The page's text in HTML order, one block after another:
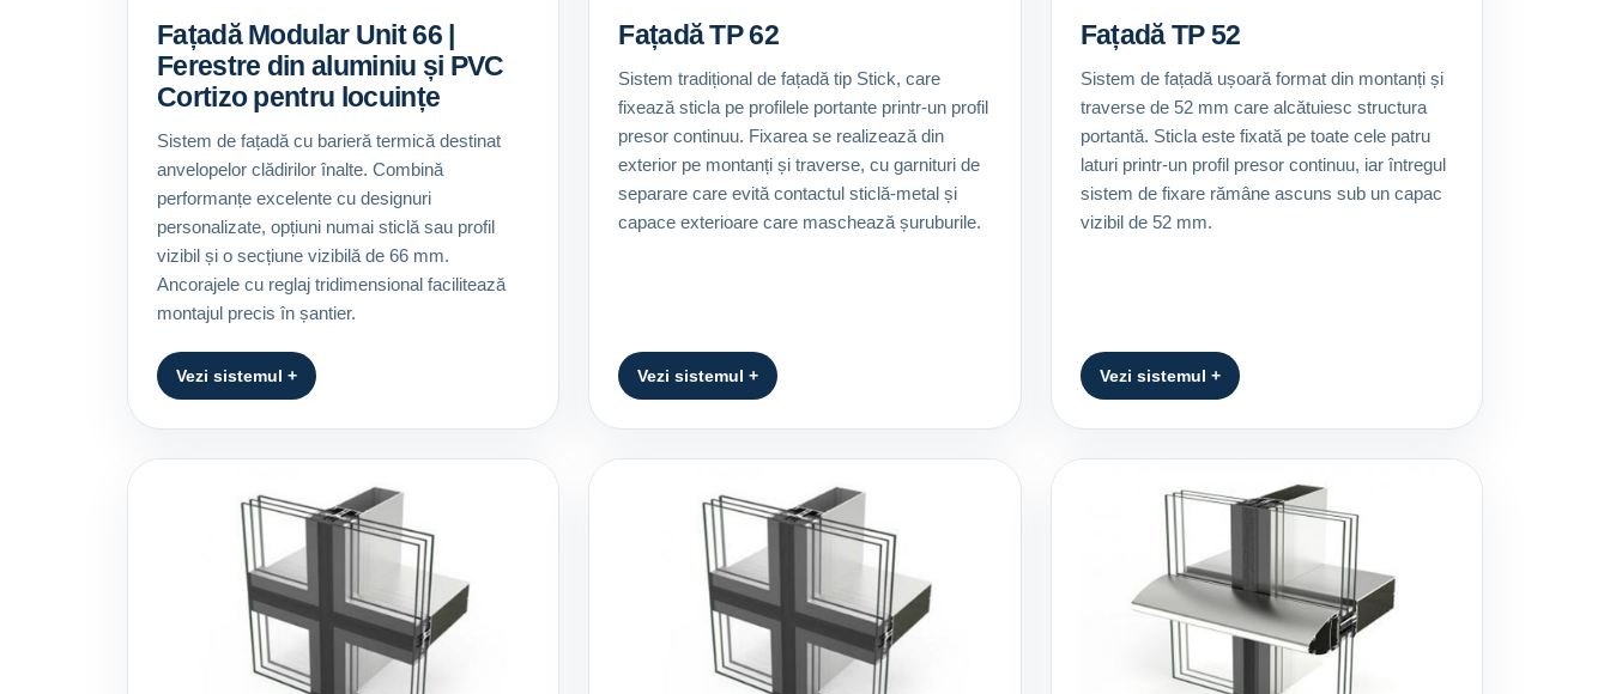
Fațadă Modular Unit 66 |
Ferestre din aluminiu și PVC
Cortizo pentru locuințe
Sistem de fațadă cu barieră termică destinat
anvelopelor clădirilor înalte. Combină
performanțe excelente cu designuri
personalizate, opțiuni numai sticlă sau profil
vizibil și o secțiune vizibilă de 66 mm.
Ancorajele cu reglaj tridimensional facilitează
montajul precis în șantier.
Vezi sistemul +
Fațadă TP 62
Sistem tradițional de fațadă tip Stick, care
fixează sticla pe profilele portante printr-un profil
presor continuu. Fixarea se realizează din
exterior pe montanți și traverse, cu garnituri de
separare care evită contactul sticlă-metal și
capace exterioare care maschează șuruburile.
Vezi sistemul +
Fațadă TP 52
Sistem de fațadă ușoară format din montanți și
traverse de 52 mm care alcătuiesc structura
portantă. Sticla este fixată pe toate cele patru
laturi printr-un profil presor continuu, iar întregul
sistem de fixare rămâne ascuns sub un capac
vizibil de 52 mm.
Vezi sistemul +